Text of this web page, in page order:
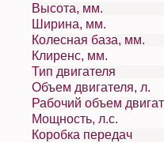
Высота, мм.
Ширина, мм.
Колесная база, мм.
Клиренс, мм.
Тип двигателя
Объем двигателя, л.
Мощность, л.с.
Коробка передач